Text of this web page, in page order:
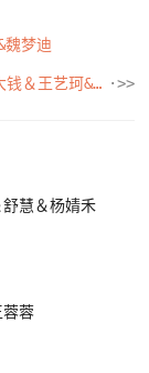
魏梦迪
让闺蜜来试我，别怪我将计就计（117集）王大钱＆王艺珂&瓜瓜&赵慧&琳琳
慧＆杨婧禾
蓉蓉